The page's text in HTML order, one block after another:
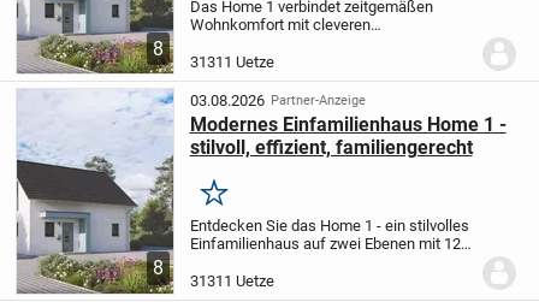
8
Das Home 1 verbindet zeitgemäßen
Wohnkomfort mit cleveren
zwei Etagen auf insgesamt 124 m² - ideal
für die kleine Familie.Im Erdgeschoss
erwartet Sie ein...
31311 Uetze
8
03.08.2026 Partner-Anzeige
Modernes Einfamilienhaus Home 1 -
stilvoll, effizient, familiengerecht
Merken
Entdecken Sie das Home 1 - ein stilvolles
Einfamilienhaus auf zwei Ebenen mit 124
Das Erdgeschoss punktet durch seine
offene Gestaltung: Die Bereiche...
31311 Uetze